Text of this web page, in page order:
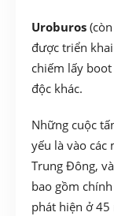
Uroburos
được triển
chiếm lấy
độc khác.
Những cuộc
yếu là vào các
Trung Đông,
bao gồm
phát hiện ở